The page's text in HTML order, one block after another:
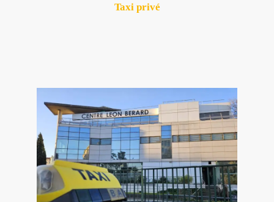
Taxi privé